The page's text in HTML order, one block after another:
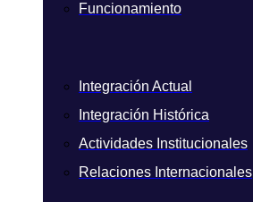
Funcionamiento
Integración Actual
Integración Histórica
Actividades Institucionales
Relaciones Internacionales